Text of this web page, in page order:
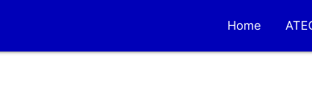
Home